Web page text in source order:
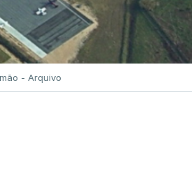
- Arquivo